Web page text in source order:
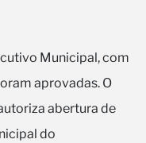
Municipal, com
aprovadas. O
abertura de
do